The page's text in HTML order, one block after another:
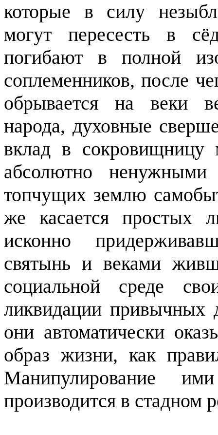
которые в силу
могут пересесть в
погибают в полной
соплеменников, после
обрывается на веки
народа, духовные
вклад в сокровищницу
абсолютно ненужными
топчущих землю
же касается простых
исконно
святынь и веками
социальной среде
ликвидации привычных
они автоматически
образ жизни, как
Манипулирование
производится в стадном